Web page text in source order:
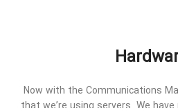
Now with the Communications